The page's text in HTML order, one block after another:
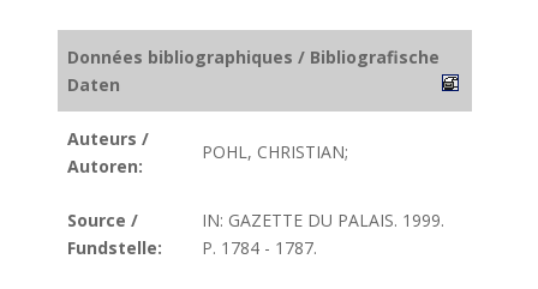
Données bibliographiques / Bibliografische
Daten
Auteurs /
Autoren:
POHL, CHRISTIAN;
Source /
Fundstelle:
IN: GAZETTE DU PALAIS. 1999.
P. 1784 - 1787.